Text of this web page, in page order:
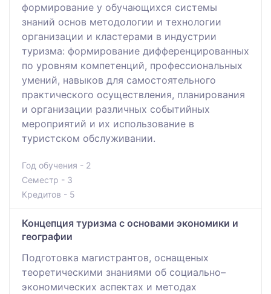
формирование у обучающихся системы
знаний основ методологии и технологии
организации и кластерами в индустрии
туризма: формирование дифференцированных
по уровням компетенций, профессиональных
умений, навыков для самостоятельного
практического осуществления, планирования
и организации различных событийных
мероприятий и их использование в
туристском обслуживании.
Год обучения - 2
Семестр - 3
Кредитов - 5
Концепция туризма с основами экономики и
географии
Подготовка магистрантов, оснащеных
теоретическими знаниями об социально–
экономических аспектах и методах